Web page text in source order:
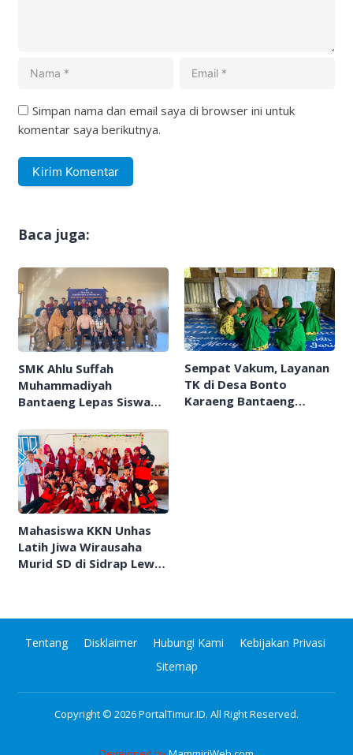
Simpan nama dan email saya di browser ini untuk
komentar saya berikutnya.
Baca juga:
SMK Ahlu Suffah
Muhammadiyah
Bantaeng Lepas Siswa
Sempat Vakum, Layanan
TK di Desa Bonto
Karaeng Bantaeng
Mahasiswa KKN Unhas
Latih Jiwa Wirausaha
Murid SD di Sidrap Lewat
Tentang Disklaimer Hubungi Kami
Kebijakan Privasi
Sitemap
Copyright © 2026PortalTimur.ID. All Right Reserved.